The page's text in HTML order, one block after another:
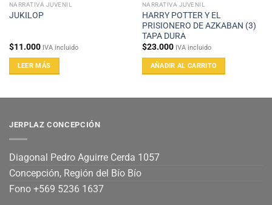
NARRATIVA JUVENIL
JUKILOP
$11.000 IVA incluido
LEER MÁS
NARRATIVA JUVENIL
HARRY POTTER Y EL
PRISIONERO DE AZKABAN (3)
TAPA DURA
$23.000 IVA incluido
AÑADIR AL CARRITO
JERPLAZ CONCEPCIÓN
Diagonal Pedro Aguirre Cerda 1057
Concepción, Región del Bío Bío
Fono +569 5236 1637